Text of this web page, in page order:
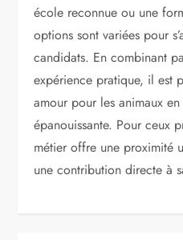
école reconnue ou une
options sont variées pour
candidats. En combinant
expérience pratique, il est
amour pour les animaux
épanouissante. Pour ceux
métier offre une proximité
une contribution directe à